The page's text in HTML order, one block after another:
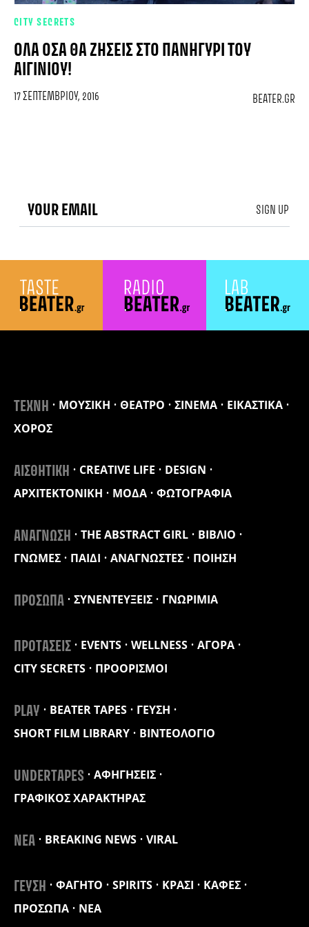
CITY SECRETS
ΌΛΑ ΌΣΑ ΘΑ ΖΉΣΕΙΣ ΣΤΟ ΠΑΝΗΓΎΡΙ ΤΟΥ
ΑΙΓΙΝΊΟΥ!
17 ΣΕΠΤΕΜΒΡΊΟΥ, 2016 BEATER.GR
ΤΕΧΝΗ ΜΟΥΣΙΚΗ ΘΕΑΤΡΟ ΣΙΝΕΜΑ
ΕΙΚΑΣΤΙΚΑ
ΧΟΡΟΣ
ΑΙΣΘΗΤΙΚΗ CREATIVE LIFE
DESIGN
ΑΡΧΙΤΕΚΤΟΝΙΚΗ
ΜΟΔΑ ΦΩΤΟΓΡΑΦΙΑ
ΑΝΑΓΝΩΣΗ THE ABSTRACT GIRL
ΒΙΒΛΙΟ
ΓΝΩΜΕΣ
ΠΑΙΔΙ ΑΝΑΓΝΩΣΤΕΣ ΠΟΙΗΣΗ
ΠΡΟΣΩΠΑ ΣΥΝΕΝΤΕΥΞΕΙΣ ΓΝΩΡΙΜΙΑ
ΠΡΟΤΑΣΕΙΣ EVENTS WELLNESS
ΑΓΟΡΑ
CITY SECRETS
ΠΡΟΟΡΙΣΜΟΙ
PLAY BEATER TAPES
ΓΕΥΣΗ
SHORT FILM LIBRARY
ΒΙΝΤΕΟΛΟΓΙΟ
UNDERTAPES
ΑΦΗΓΗΣΕΙΣ
ΓΡΑΦΙΚΟΣ ΧΑΡΑΚΤΗΡΑΣ
ΝΕΑ BREAKING NEWS VIRAL
ΓΕΥΣΗ ΦΑΓΗΤΟ SPIRITS ΚΡΑΣΙ
ΚΑΦΕΣ
ΠΡΟΣΩΠΑ
ΝΕΑ
SIGN UP